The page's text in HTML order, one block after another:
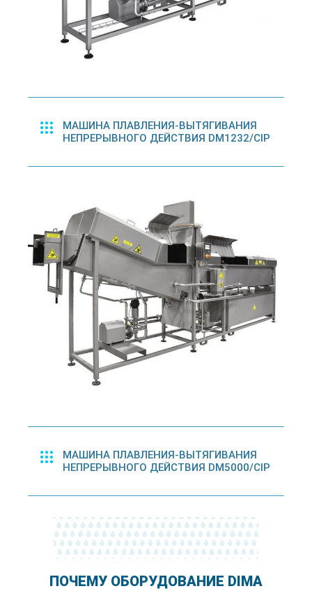
МАШИНА ПЛАВЛЕНИЯ-ВЫТЯГИВАНИЯ
НЕПРЕРЫВНОГО ДЕЙСТВИЯ DM1232/CIP
МАШИНА ПЛАВЛЕНИЯ-ВЫТЯГИВАНИЯ
НЕПРЕРЫВНОГО ДЕЙСТВИЯ DM5000/CIP
ПОЧЕМУ ОБОРУДОВАНИЕ DIMA